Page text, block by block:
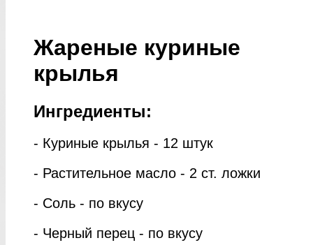
Жареные куриные
крылья
Ингредиенты:
- Куриные крылья - 12 штук
- Растительное масло - 2 ст. ложки
- Соль - по вкусу
- Черный перец - по вкусу